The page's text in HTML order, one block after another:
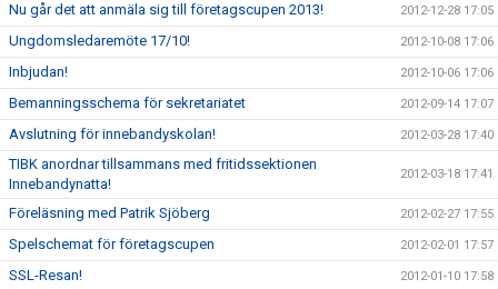
Nu går det att anmäla sig till företagscupen 2013! 2012-12-28 17:05
Ungdomsledaremöte 17/10! 2012-10-08 17:06
Inbjudan! 2012-10-06 17:06
Bemanningsschema för sekretariatet 2012-09-14 17:07
Avslutning för innebandyskolan! 2012-03-28 17:40
TIBK anordnar tillsammans med fritidssektionen
Innebandynatta!
2012-03-18 17:41
Föreläsning med Patrik Sjöberg 2012-02-27 17:55
Spelschemat för företagscupen 2012-02-01 17:57
SSL-Resan! 2012-01-10 17:58